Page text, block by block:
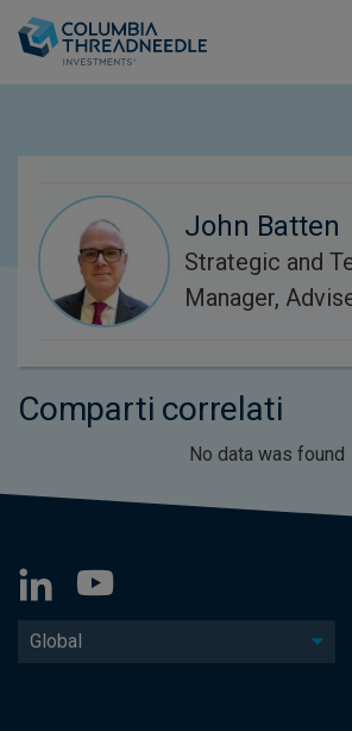
John Batten
Strategic and
Manager,
Comparti correlati
No data was found
Global